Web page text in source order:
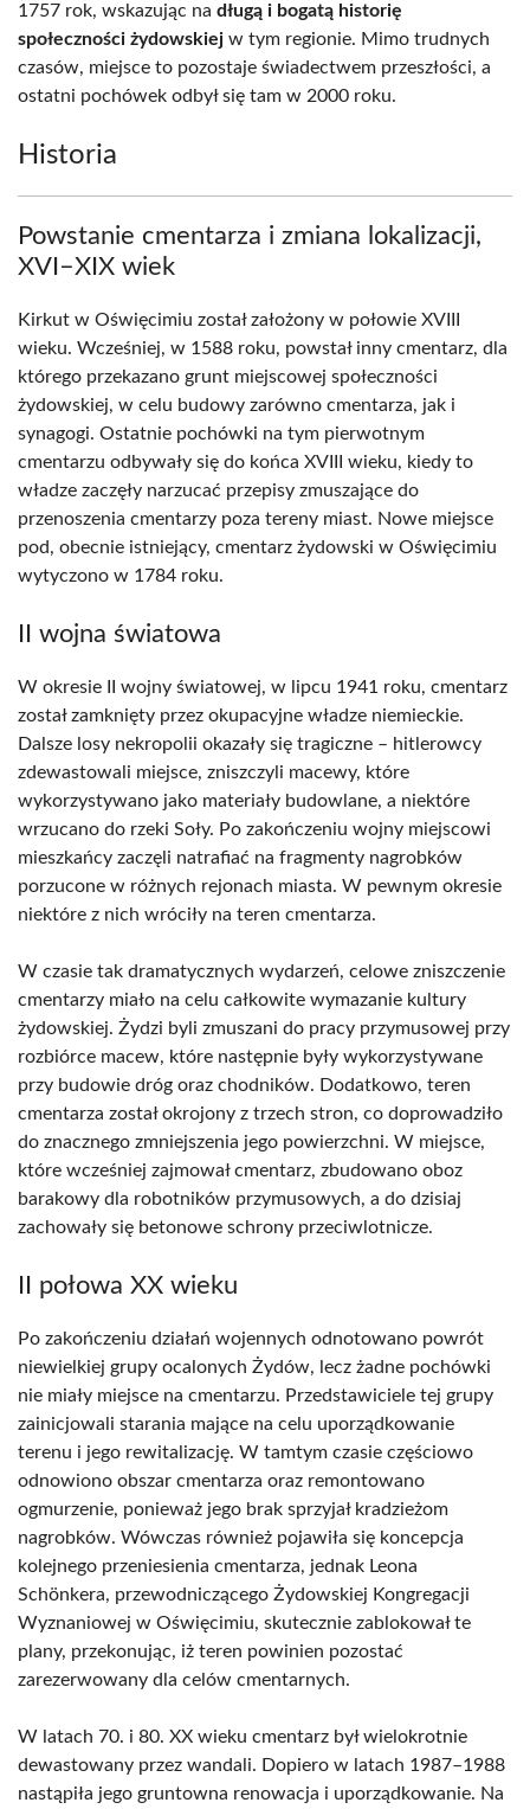
1757 rok, wskazując na długą i bogatą historię
społeczności żydowskiej w tym regionie. Mimo trudnych
czasów, miejsce to pozostaje świadectwem przeszłości, a
ostatni pochówek odbył się tam w 2000 roku.
Historia
Powstanie cmentarza i zmiana lokalizacji,
XVI–XIX wiek
Kirkut w Oświęcimiu został założony w połowie XVIII
wieku. Wcześniej, w 1588 roku, powstał inny cmentarz, dla
którego przekazano grunt miejscowej społeczności
żydowskiej, w celu budowy zarówno cmentarza, jak i
synagogi. Ostatnie pochówki na tym pierwotnym
cmentarzu odbywały się do końca XVIII wieku, kiedy to
władze zaczęły narzucać przepisy zmuszające do
przenoszenia cmentarzy poza tereny miast. Nowe miejsce
pod, obecnie istniejący, cmentarz żydowski w Oświęcimiu
wytyczono w 1784 roku.
II wojna światowa
W okresie II wojny światowej, w lipcu 1941 roku, cmentarz
został zamknięty przez okupacyjne władze niemieckie.
Dalsze losy nekropolii okazały się tragiczne – hitlerowcy
zdewastowali miejsce, zniszczyli macewy, które
wykorzystywano jako materiały budowlane, a niektóre
wrzucano do rzeki Soły. Po zakończeniu wojny miejscowi
mieszkańcy zaczęli natrafiać na fragmenty nagrobków
porzucone w różnych rejonach miasta. W pewnym okresie
niektóre z nich wróciły na teren cmentarza.
W czasie tak dramatycznych wydarzeń, celowe zniszczenie
cmentarzy miało na celu całkowite wymazanie kultury
żydowskiej. Żydzi byli zmuszani do pracy przymusowej przy
rozbiórce macew, które następnie były wykorzystywane
przy budowie dróg oraz chodników. Dodatkowo, teren
cmentarza został okrojony z trzech stron, co doprowadziło
do znacznego zmniejszenia jego powierzchni. W miejsce,
które wcześniej zajmował cmentarz, zbudowano oboz
barakowy dla robotników przymusowych, a do dzisiaj
zachowały się betonowe schrony przeciwlotnicze.
II połowa XX wieku
Po zakończeniu działań wojennych odnotowano powrót
niewielkiej grupy ocalonych Żydów, lecz żadne pochówki
nie miały miejsce na cmentarzu. Przedstawiciele tej grupy
zainicjowali starania mające na celu uporządkowanie
terenu i jego rewitalizację. W tamtym czasie częściowo
odnowiono obszar cmentarza oraz remontowano
ogmurzenie, ponieważ jego brak sprzyjał kradzieżom
nagrobków. Wówczas również pojawiła się koncepcja
kolejnego przeniesienia cmentarza, jednak Leona
Schönkera, przewodniczącego Żydowskiej Kongregacji
Wyznaniowej w Oświęcimiu, skutecznie zablokował te
plany, przekonując, iż teren powinien pozostać
zarezerwowany dla celów cmentarnych.
W latach 70. i 80. XX wieku cmentarz był wielokrotnie
dewastowany przez wandali. Dopiero w latach 1987–1988
nastąpiła jego gruntowna renowacja i uporządkowanie. Na